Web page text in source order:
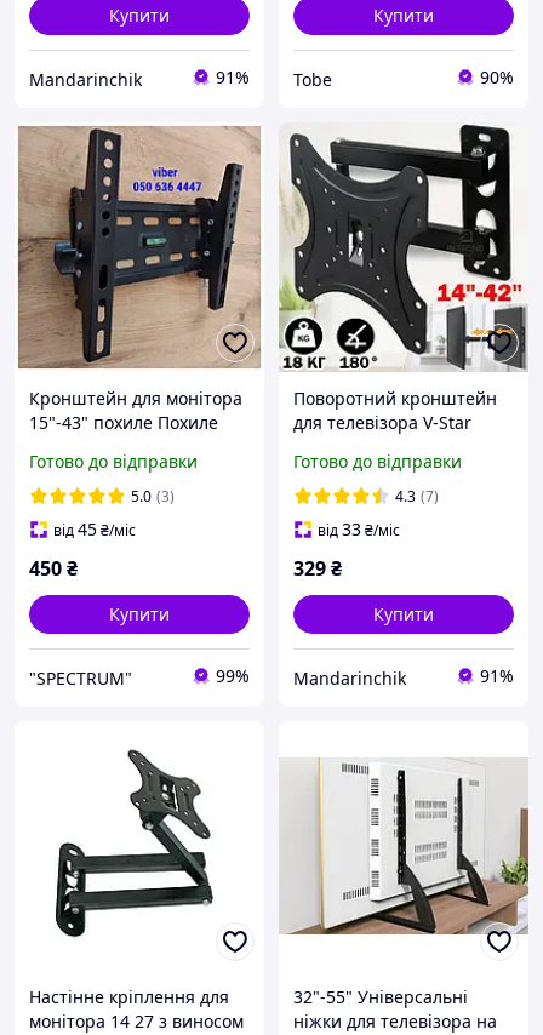
Купити
Mandarinchik 91%
Купити
Tobe 90%
Кронштейн для монітора
15"-43" похиле Похиле
Настінне кріплення
монітора Кронштейн для
монітора 43 дюйми
Готово до відправки
5.0 (3)
від45₴/міс
450₴
Купити
"SPECTRUM" 99%
Поворотний кронштейн
для телевізора V-Star
кріплення для ТВ і
монітора з нахилом 4740
Готово до відправки
4.3 (7)
від33₴/міс
329₴
Купити
Mandarinchik 91%
Настінне кріплення для
монітора 14 27 з виносом
32"-55" Універсальні
ніжки для телевізора на